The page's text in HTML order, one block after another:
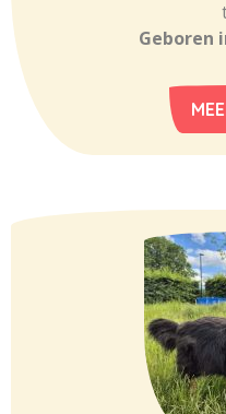
Geboren